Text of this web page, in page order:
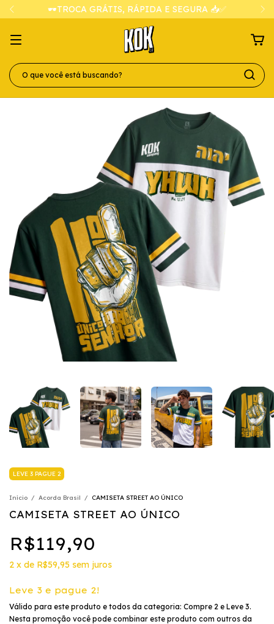
🕶️TROCA GRÁTIS, RÁPIDA E SEGURA 📥✅
LEVE 3 PAGUE 2
Início / Acorda Brasil / CAMISETA STREET AO ÚNICO
CAMISETA STREET AO ÚNICO
R$119,90
2 x de R$59,95 sem juros
Leve 3 e pague 2!
Válido para este produto e todos da categoria: Compre 2 e Leve 3.
Nesta promoção você pode combinar este produto com outros da